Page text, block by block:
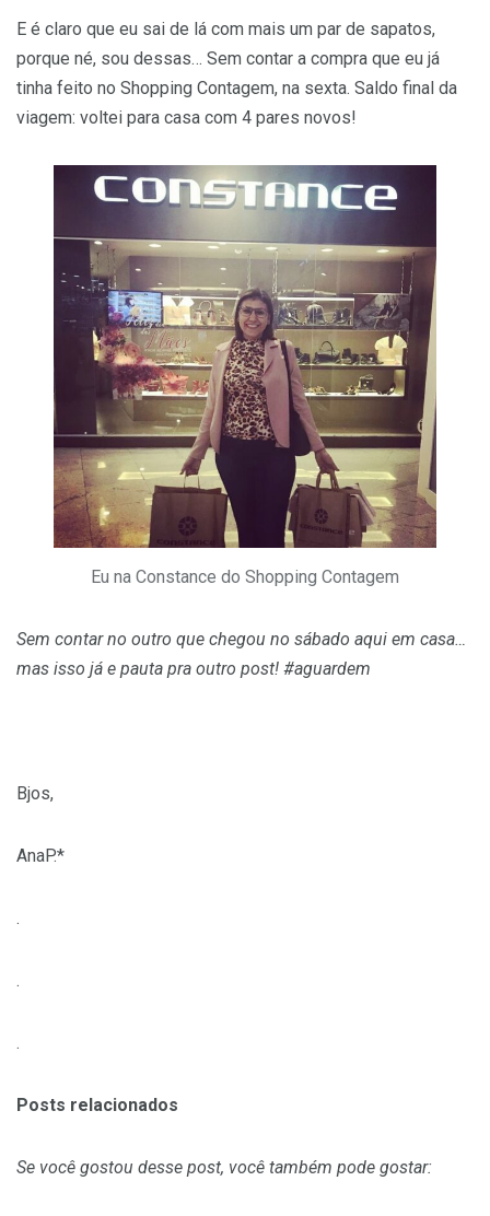
E é claro que eu sai de lá com mais um par de sapatos,
porque né, sou dessas… Sem contar a compra que eu já
tinha feito no Shopping Contagem, na sexta. Saldo final da
viagem: voltei para casa com 4 pares novos!
Eu na Constance do Shopping Contagem
Sem contar no outro que chegou no sábado aqui em casa…
mas isso já e pauta pra outro post! #aguardem
Bjos,
AnaP.*
.
.
.
Posts relacionados
Se você gostou desse post, você também pode gostar: